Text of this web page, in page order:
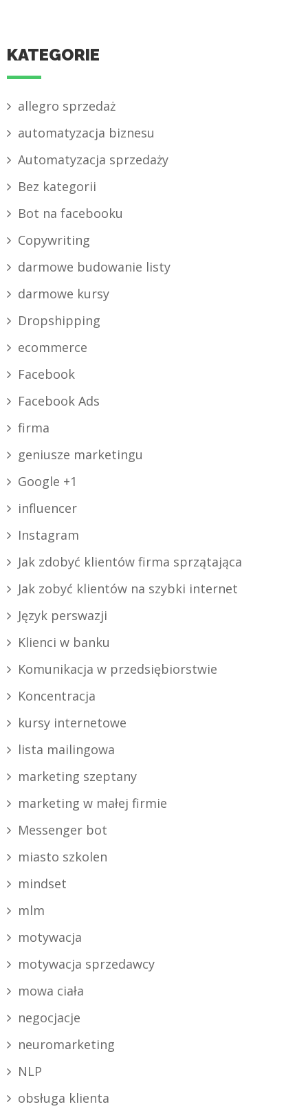
KATEGORIE
allegro sprzedaż
automatyzacja biznesu
Automatyzacja sprzedaży
Bez kategorii
Bot na facebooku
Copywriting
darmowe budowanie listy
darmowe kursy
Dropshipping
ecommerce
Facebook
Facebook Ads
firma
geniusze marketingu
Google +1
influencer
Instagram
Jak zdobyć klientów firma sprzątająca
Jak zobyć klientów na szybki internet
Język perswazji
Klienci w banku
Komunikacja w przedsiębiorstwie
Koncentracja
kursy internetowe
lista mailingowa
marketing szeptany
marketing w małej firmie
Messenger bot
miasto szkolen
mindset
mlm
motywacja
motywacja sprzedawcy
mowa ciała
negocjacje
neuromarketing
NLP
obsługa klienta